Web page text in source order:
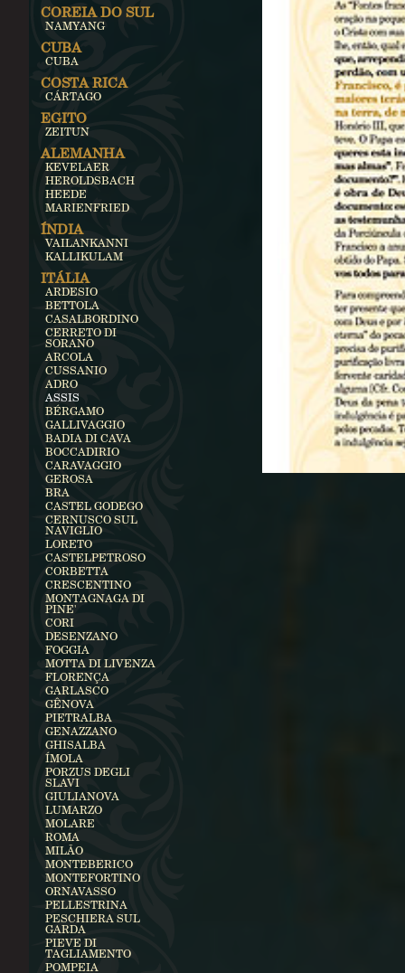
COREIA DO SUL
NAMYANG
CUBA
CUBA
COSTA RICA
CÁRTAGO
EGITO
ZEITUN
ALEMANHA
KEVELAER
HEROLDSBACH
HEEDE
MARIENFRIED
ÍNDIA
VAILANKANNI
KALLIKULAM
ITÁLIA
ARDESIO
BETTOLA
CASALBORDINO
CERRETO DI
SORANO
ARCOLA
CUSSANIO
ADRO
ASSIS
BÉRGAMO
GALLIVAGGIO
BADIA DI CAVA
BOCCADIRIO
CARAVAGGIO
GEROSA
BRA
CASTEL GODEGO
CERNUSCO SUL
NAVIGLIO
LORETO
CASTELPETROSO
CORBETTA
CRESCENTINO
MONTAGNAGA DI
PINE'
CORI
DESENZANO
FOGGIA
MOTTA DI LIVENZA
FLORENÇA
GARLASCO
GÊNOVA
PIETRALBA
GENAZZANO
GHISALBA
ÍMOLA
PORZUS DEGLI
SLAVI
GIULIANOVA
LUMARZO
MOLARE
ROMA
MILÃO
MONTEBERICO
MONTEFORTINO
ORNAVASSO
PELLESTRINA
PESCHIERA SUL
GARDA
PIEVE DI
TAGLIAMENTO
POMPEIA